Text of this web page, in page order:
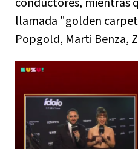
llamada "golden
Popgold, Marti Benza,